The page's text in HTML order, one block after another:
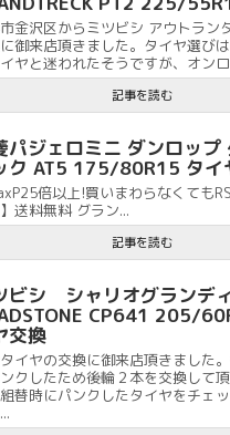
金沢区からミツビシ アウトラン
御来店頂きました。タイヤ選び
ヤと迷われたそうですが、オン
記事を読む
パジェロミニ ダンロップ
ク AT5 175/80R15 タイ
倍以上!買いまわらなくても
送料無料 グラン...
記事を読む
ビシ シャリオグランデ
CP641 205/
交換
イヤの交換に御来店頂きました
クしたため後輪２本を交換して
替時にパンクしたタイヤをチェッ